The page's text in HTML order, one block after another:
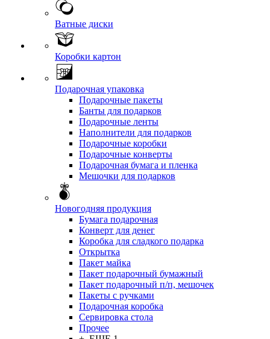
Ватные диски
Коробки картон
Подарочная упаковка
Подарочные пакеты
Банты для подарков
Подарочные ленты
Наполнители для подарков
Подарочные коробки
Подарочные конверты
Подарочная бумага и пленка
Мешочки для подарков
Новогодняя продукция
Бумага подарочная
Конверт для денег
Коробка для сладкого подарка
Открытка
Пакет майка
Пакет подарочный бумажный
Пакет подарочный п/п, мешочек
Пакеты с ручками
Подарочная коробка
Сервировка стола
Прочее